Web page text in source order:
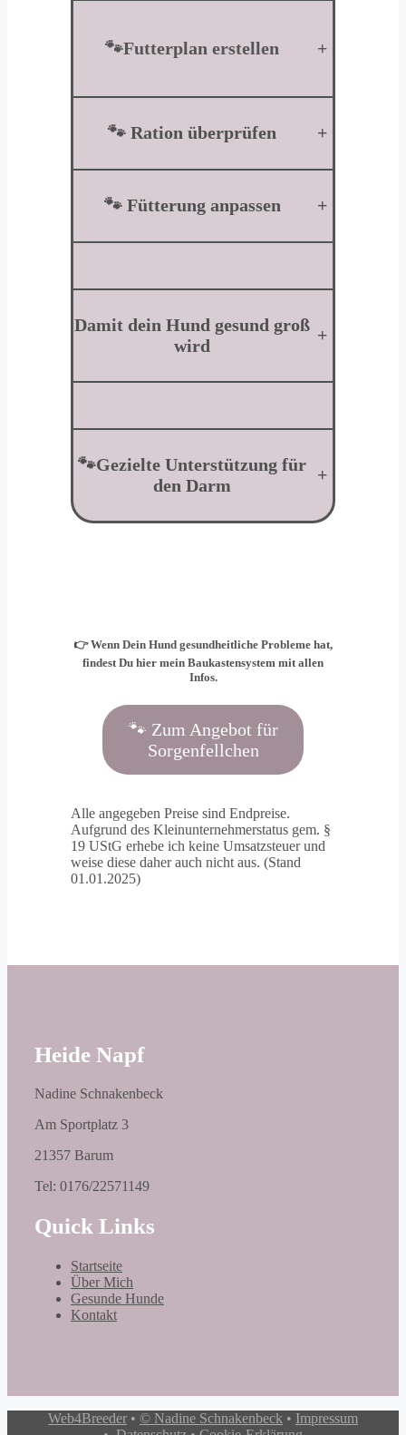
🐾Futterplan erstellen +
🐾 Ration überprüfen +
🐾 Fütterung anpassen +
Damit dein Hund gesund groß
wird
+
🐾Gezielte Unterstützung für
den Darm
+
👉 Wenn Dein Hund gesundheitliche Probleme hat,
findest Du hier mein Baukastensystem mit allen
Infos.
🐾 Zum Angebot für
Sorgenfellchen
Alle angegeben Preise sind Endpreise.
Aufgrund des Kleinunternehmerstatus gem. §
19 UStG erhebe ich keine Umsatzsteuer und
weise diese daher auch nicht aus. (Stand
01.01.2025)
Heide Napf
Nadine Schnakenbeck
Am Sportplatz 3
21357 Barum
Tel: 0176/22571149
Quick Links
Startseite
Über Mich
Gesunde Hunde
Kontakt
Web4Breeder • © Nadine Schnakenbeck • Impressum